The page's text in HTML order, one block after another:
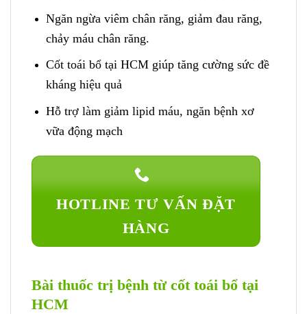
Ngăn ngừa viêm chân răng, giảm đau răng,
chảy máu chân răng.
Cốt toái bổ tại HCM giúp tăng cường sức đề
kháng hiệu quả
Hỗ trợ làm giảm lipid máu, ngăn bệnh xơ
vữa động mạch
HOTLINE TƯ VẤN ĐẶT
HÀNG
Bài thuốc trị bệnh từ cốt toái bổ tại
HCM